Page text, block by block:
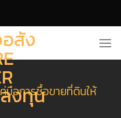
คู่มือการซื้อขายที่ดินให้